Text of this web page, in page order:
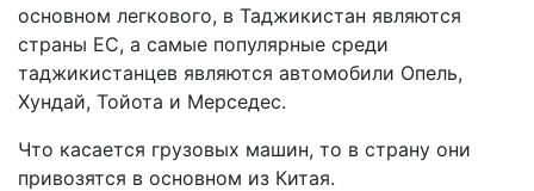
основном легкового, в Таджикистан являются
страны ЕС, а самые популярные среди
таджикистанцев являются автомобили Опель,
Хундай, Тойота и Мерседес.
Что касается грузовых машин, то в страну они
привозятся в основном из Китая.